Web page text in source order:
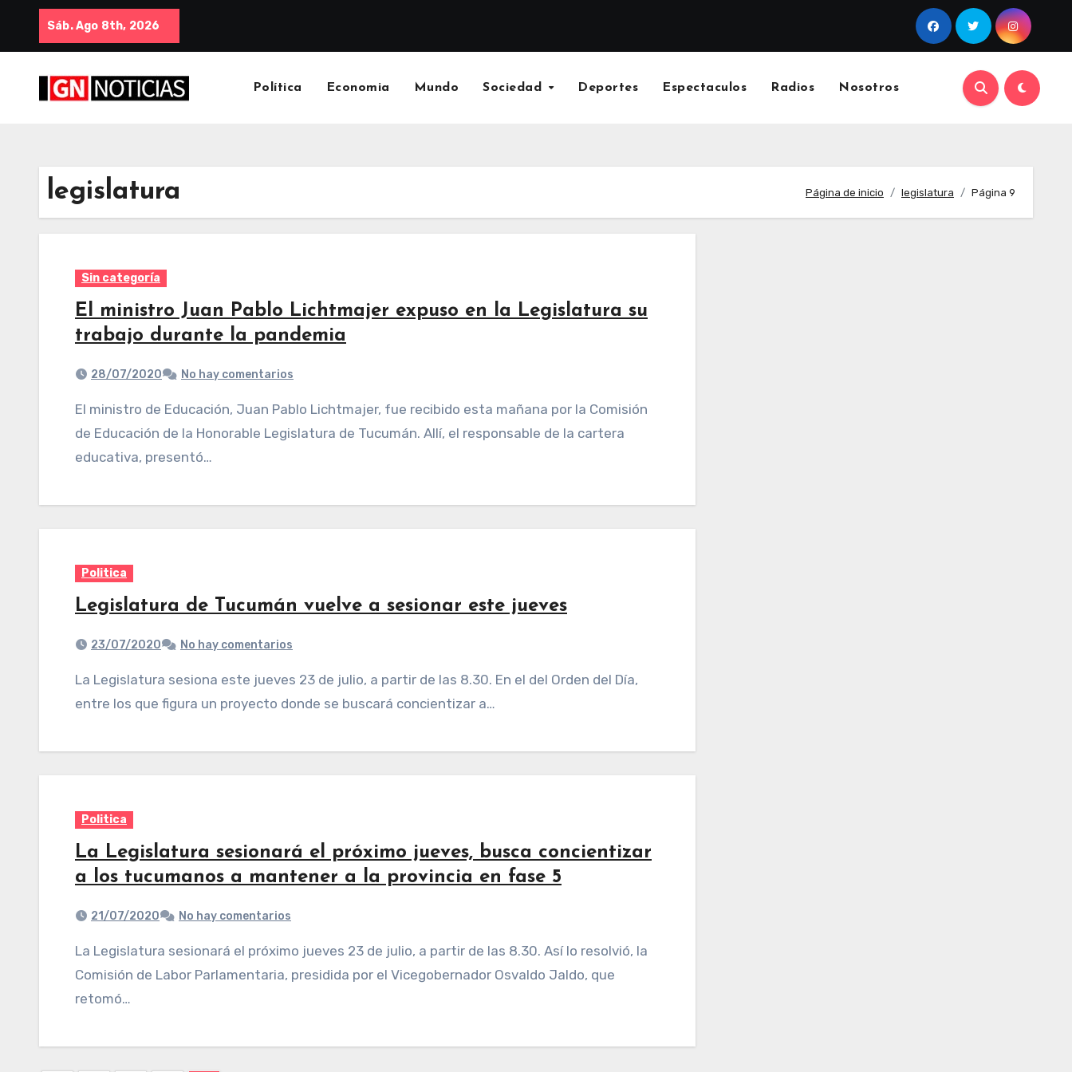
Sáb. Ago 8th, 2026
Política Economia Mundo Sociedad Deportes Espectaculos Radios Nosotros
legislatura Página de inicio legislatura Página 9
Sin categoría
El ministro Juan Pablo Lichtmajer expuso en la Legislatura su
trabajo durante la pandemia
28/07/2020 No hay comentarios
El ministro de Educación, Juan Pablo Lichtmajer, fue recibido esta mañana por la Comisión
de Educación de la Honorable Legislatura de Tucumán. Allí, el responsable de la cartera
educativa, presentó…
Politica
Legislatura de Tucumán vuelve a sesionar este jueves
23/07/2020 No hay comentarios
La Legislatura sesiona este jueves 23 de julio, a partir de las 8.30. En el del Orden del Día,
entre los que figura un proyecto donde se buscará concientizar a…
Politica
La Legislatura sesionará el próximo jueves, busca concientizar
a los tucumanos a mantener a la provincia en fase 5
21/07/2020 No hay comentarios
La Legislatura sesionará el próximo jueves 23 de julio, a partir de las 8.30. Así lo resolvió, la
Comisión de Labor Parlamentaria, presidida por el Vicegobernador Osvaldo Jaldo, que
retomó…